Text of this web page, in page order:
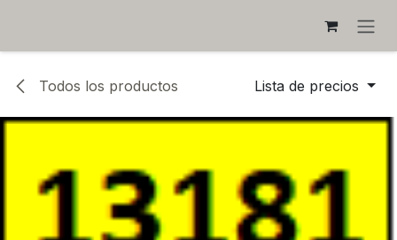
Todos los productos Lista de precios